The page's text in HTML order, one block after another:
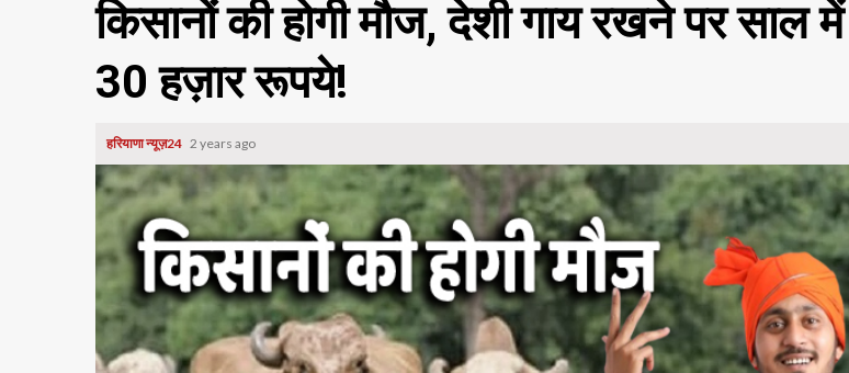
किसानों की होगी मौज, देशी गाय रखने पर साल
30 हज़ार रूपये!
हरियाणा न्यूज़24 2 years ago